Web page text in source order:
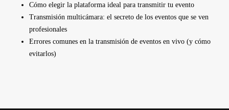
Cómo elegir la plataforma ideal para transmitir tu evento
Transmisión multicámara: el secreto de los eventos que se ven
profesionales
Errores comunes en la transmisión de eventos en vivo (y cómo
evitarlos)